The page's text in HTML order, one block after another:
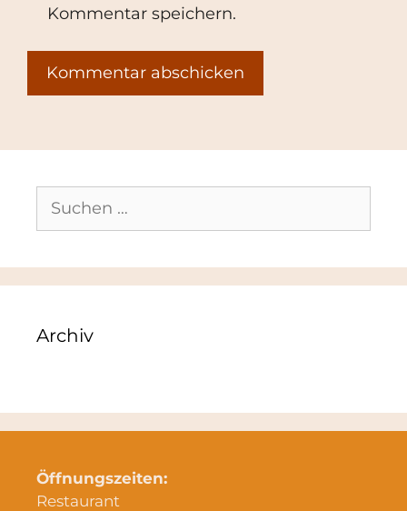
Kommentar speichern.
Suchen
nach:
Archiv
Öffnungszeiten:
Restaurant